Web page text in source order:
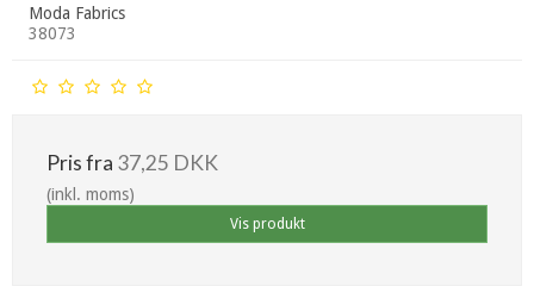
Moda Fabrics
38073
Pris fra 37,25 DKK
(inkl. moms)
Vis produkt